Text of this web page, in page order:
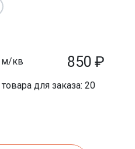
1000 кг
м/кв 850 ₽
для заказа: 20